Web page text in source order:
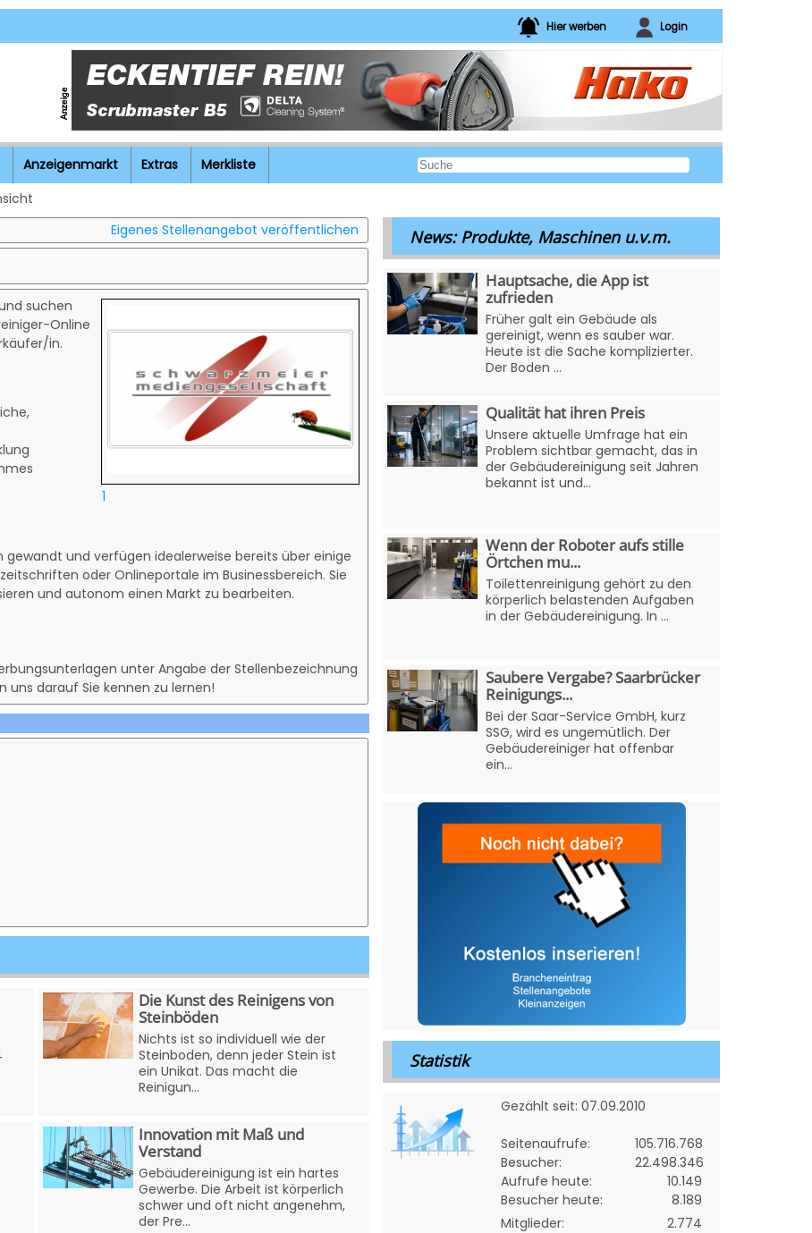
Hier werben Login
Anzeigenmarkt Extras
Merkliste
Eigenes Stellenangebot veröffentlichen
1
suchen
Online
in.
und verfügen idealerweise bereits über einige
oder Onlineportale im Businessbereich. Sie
und autonom einen Markt zu bearbeiten.
unter Angabe der Stellenbezeichnung
uns darauf Sie kennen zu lernen!
Die Kunst des Reinigens von
Steinböden
Nichts ist so individuell wie der
Steinboden, denn jeder Stein ist
ein Unikat. Das macht die
Reinigun...
Innovation mit Maß und
Verstand
Gebäudereinigung ist ein hartes
Gewerbe. Die Arbeit ist körperlich
schwer und oft nicht angenehm,
der Pre...
News: Produkte, Maschinen u.v.m.
Hauptsache, die App ist
zufrieden
Früher galt ein Gebäude als
gereinigt, wenn es sauber war.
Heute ist die Sache komplizierter.
Der Boden ...
Qualität hat ihren Preis
Unsere aktuelle Umfrage hat ein
Problem sichtbar gemacht, das in
der Gebäudereinigung seit Jahren
bekannt ist und...
Wenn der Roboter aufs stille
Örtchen mu...
Toilettenreinigung gehört zu den
körperlich belastenden Aufgaben
in der Gebäudereinigung. In ...
Saubere Vergabe? Saarbrücker
Reinigungs...
Bei der Saar-Service GmbH, kurz
SSG, wird es ungemütlich. Der
Gebäudereiniger hat offenbar
ein...
Statistik
Gezählt seit: 07.09.2010
Seitenaufrufe:
105.716.768
Besucher:
22.498.346
Aufrufe heute:
10.149
Besucher heute:
8.189
Mitglieder:
2.774